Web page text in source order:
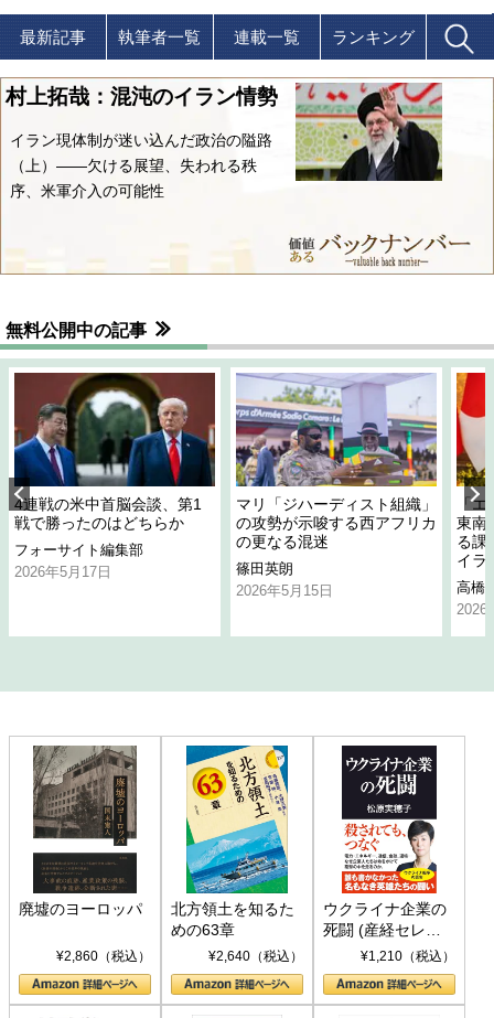
最新記事 執筆者一覧 連載一覧 ランキング
村上拓哉：混沌のイラン情勢
イラン現体制が迷い込んだ政治の隘路
（上）――欠ける展望、失われる秩
序、米軍介入の可能性
無料公開中の記事
4連戦の米中首脳会談、第1
戦で勝ったのはどちらか
フォーサイト編集部
2026年5月17日
マリ「ジハーディスト組織」
の攻勢が示唆する西アフリカ
の更なる混迷
篠田英朗
2026年5月15日
「
東南
る課
イラ
高橋
2026
廃墟のヨーロッパ
¥2,860（税込）
北方領土を知るた
めの63章
¥2,640（税込）
ウクライナ企業の
死闘 (産経セレク
ト S 039)¥1,210（税込）